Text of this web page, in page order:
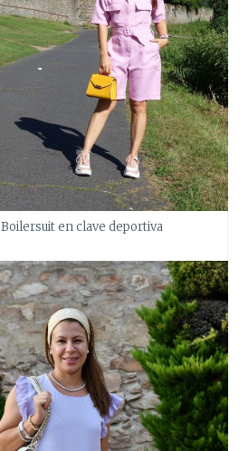
Boilersuit en clave deportiva